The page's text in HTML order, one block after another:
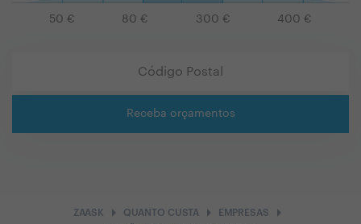
50 € 80 € 300 € 400 €
Receba orçamentos
ZAASK arrow_right QUANTO CUSTA arrow_right EMPRESAS arrow_right